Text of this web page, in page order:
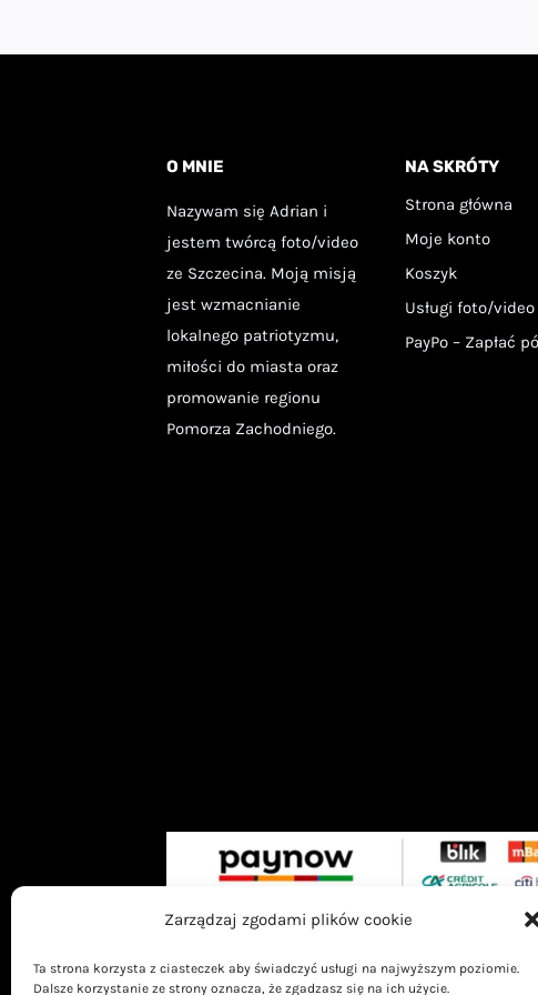
Zarządzaj zgodami plików cookie
Ta strona korzysta z ciasteczek aby świadczyć usługi na najwyższym poziomie.
Dalsze korzystanie ze strony oznacza, że zgadzasz się na ich użycie.
wiele
można
wybrać
na
stronie
produktu
wiele
można
wybrać
na
O MNIE
Nazywam się Adrian i
jestem twórcą foto/video
ze Szczecina. Moją misją
jest wzmacnianie
lokalnego patriotyzmu,
miłości do miasta oraz
promowanie regionu
Pomorza Zachodniego.
NA SKRÓTY
Strona główna
Moje konto
Koszyk
Usługi foto/video
PayPo – Zapłać